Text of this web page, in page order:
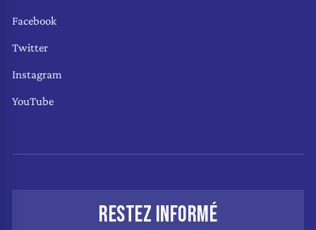
Facebook
Twitter
Instagram
YouTube
RESTEZ INFORMÉ